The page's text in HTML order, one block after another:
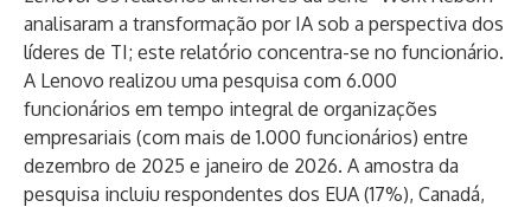
analisaram a transformação por IA sob a perspectiva dos
líderes de TI; este relatório concentra-se no funcionário.
A Lenovo realizou uma pesquisa com 6.000
funcionários em tempo integral de organizações
empresariais (com mais de 1.000 funcionários) entre
dezembro de 2025 e janeiro de 2026. A amostra da
pesquisa incluiu respondentes dos EUA (17%), Canadá,